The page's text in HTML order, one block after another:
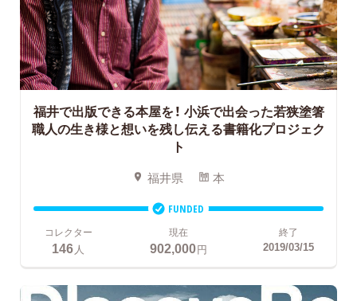
福井で出版できる本屋を！ 小浜で出会った若狭塗箸
職人の生き様と想いを残し伝える書籍化プロジェク
ト
福井県 本
FUNDED
コレクター
146人
現在
902,000円
終了
2019/03/15